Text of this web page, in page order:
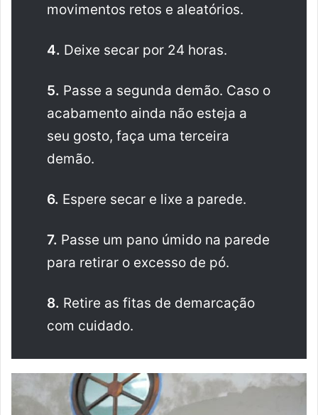
movimentos retos e aleatórios.
4. Deixe secar por 24 horas.
5. Passe a segunda demão. Caso o
acabamento ainda não esteja a
seu gosto, faça uma terceira
demão.
6. Espere secar e lixe a parede.
7. Passe um pano úmido na parede
para retirar o excesso de pó.
8. Retire as fitas de demarcação
com cuidado.